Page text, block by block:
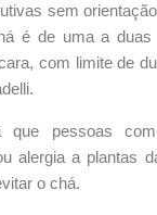
sem
é de uma a
com limite de
que pessoas
alergia a plantas
o chá.